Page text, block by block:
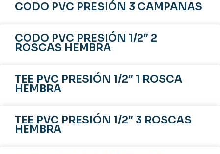
CODO PVC PRESIÓN 3 CAMPANAS
CODO PVC PRESIÓN 1/2″ 2
ROSCAS HEMBRA
TEE PVC PRESIÓN 1/2″ 1 ROSCA
HEMBRA
TEE PVC PRESIÓN 1/2″ 3 ROSCAS
HEMBRA